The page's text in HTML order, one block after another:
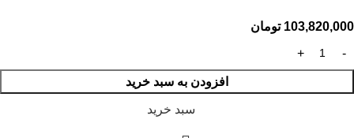
103,820,000 تومان
افزودن به سبد خرید
سبد خرید